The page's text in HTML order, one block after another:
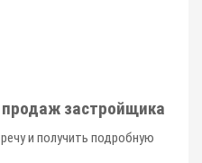
застройщика
и получить подробную